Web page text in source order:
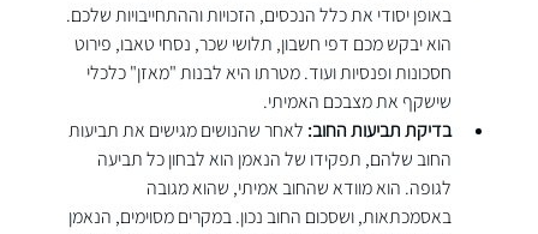
באופן יסודי את כלל הנכסים, הזכויות וההתחייבויות שלכם.
הוא יבקש מכם דפי חשבון, תלושי שכר, נסחי טאבו, פירוט
חסכונות ופנסיות ועוד. מטרתו היא לבנות "מאזן" כלכלי
שישקף את מצבכם האמיתי.
בדיקת תביעות החוב: לאחר שהנושים מגישים את תביעות
החוב שלהם, תפקידו של הנאמן הוא לבחון כל תביעה
לגופה. הוא מוודא שהחוב אמיתי, שהוא מגובה
באסמכתאות, ושסכום החוב נכון. במקרים מסוימים, הנאמן